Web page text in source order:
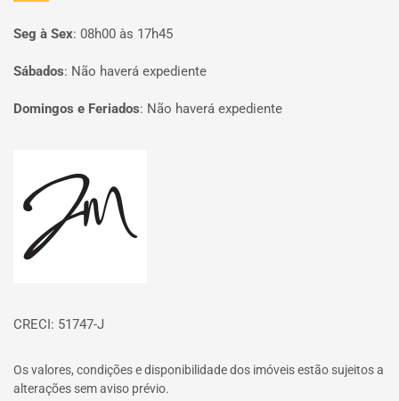
Seg à Sex: 08h00 às 17h45
Sábados: Não haverá expediente
Domingos e Feriados: Não haverá expediente
CRECI: 51747-J
Os valores, condições e disponibilidade dos imóveis estão sujeitos a
alterações sem aviso prévio.